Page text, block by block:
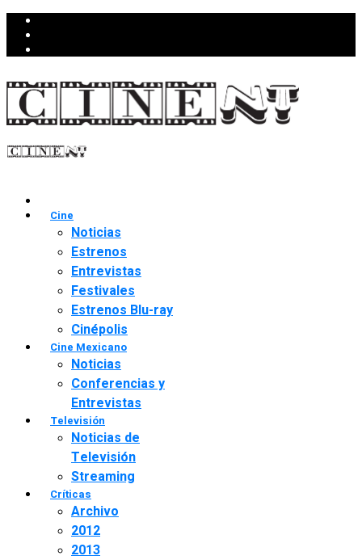
Cine
Noticias
Estrenos
Entrevistas
Festivales
Estrenos Blu-ray
Cinépolis
Cine Mexicano
Noticias
Conferencias y
Entrevistas
Televisión
Noticias de
Televisión
Streaming
Críticas
Archivo
2012
2013